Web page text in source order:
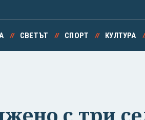
СВЕТЪТ СПОРТ КУЛТУРА